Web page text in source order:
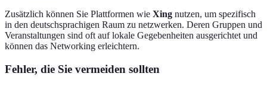
Zusätzlich können Sie Plattformen wie Xing nutzen, um spezifisch
in den deutschsprachigen Raum zu netzwerken. Deren Gruppen und
Veranstaltungen sind oft auf lokale Gegebenheiten ausgerichtet und
können das Networking erleichtern.
Fehler, die Sie vermeiden sollten